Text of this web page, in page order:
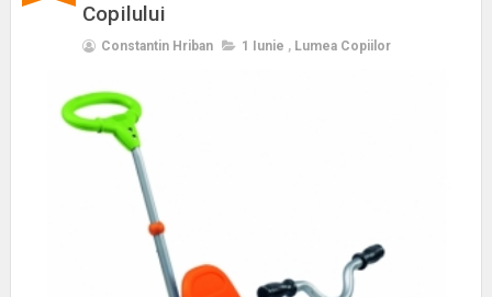
Copilului
Constantin Hriban 1 Iunie , Lumea Copiilor